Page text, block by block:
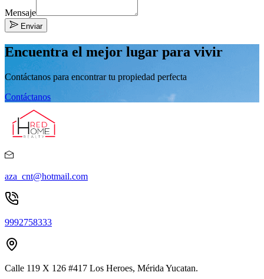
Mensaje
Enviar
Encuentra el mejor lugar para vivir
Contáctanos para encontrar tu propiedad perfecta
Contáctanos
aza_cnt@hotmail.com
9992758333
Calle 119 X 126 #417 Los Heroes, Mérida Yucatan.